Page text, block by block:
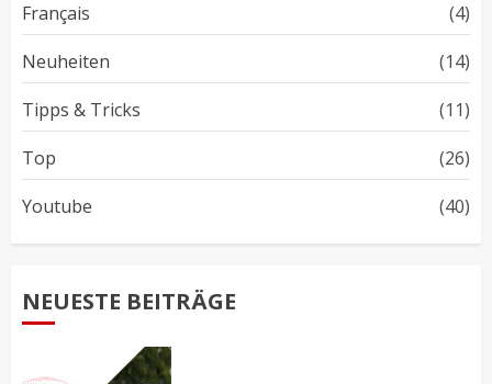
Français
(4)
Neuheiten
(14)
Tipps & Tricks
(11)
Top
(26)
Youtube
(40)
NEUESTE BEITRÄGE